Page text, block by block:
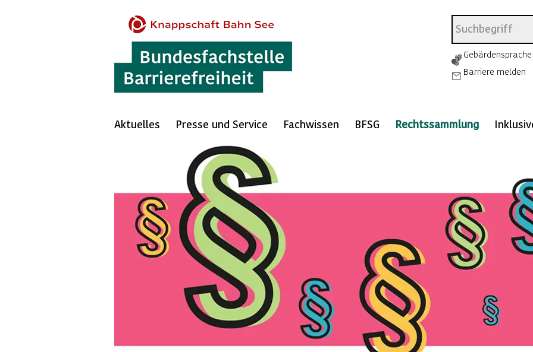
Gebärdensprache
Barriere melden
Aktuelles Presse und Service Fachwissen BFSG Rechtssammlung